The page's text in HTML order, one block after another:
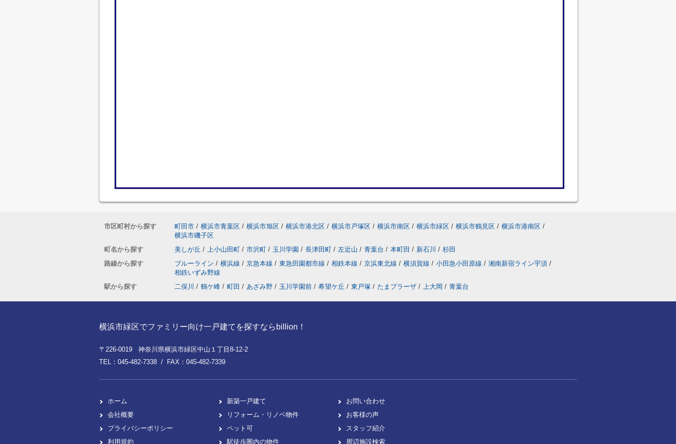
市区町村から探す 町田市 / 横浜市青葉区 / 横浜市旭区 / 横浜市港北区 / 横浜市戸塚区 / 横浜市南区 / 横浜市緑区 / 横浜市鶴見区 / 横浜市港南区 /
横浜市磯子区
町名から探す
美しが丘 / 上小山田町 / 市沢町 / 玉川学園 / 長津田町 / 左近山 / 青葉台 / 本町田 / 新石川 / 杉田
路線から探す
ブルーライン / 横浜線 / 京急本線 / 東急田園都市線 / 相鉄本線 / 京浜東北線 / 横須賀線 / 小田急小田原線 / 湘南新宿ライン宇須 /
相鉄いずみ野線
駅から探す
二俣川 / 鶴ケ峰 / 町田 / あざみ野 / 玉川学園前 / 希望ケ丘 / 東戸塚 / たまプラーザ / 上大岡 / 青葉台
横浜市緑区でファミリー向け一戸建てを探すならbillion！
〒226-0019 神奈川県横浜市緑区中山１丁目8-12-2
TEL：045-482-7338 / FAX：045-482-7339
ホーム
会社概要
プライバシーポリシー
利用規約
新築一戸建て
リフォーム・リノベ物件
ペット可
駅徒歩圏内の物件
お問い合わせ
お客様の声
スタッフ紹介
周辺施設検索